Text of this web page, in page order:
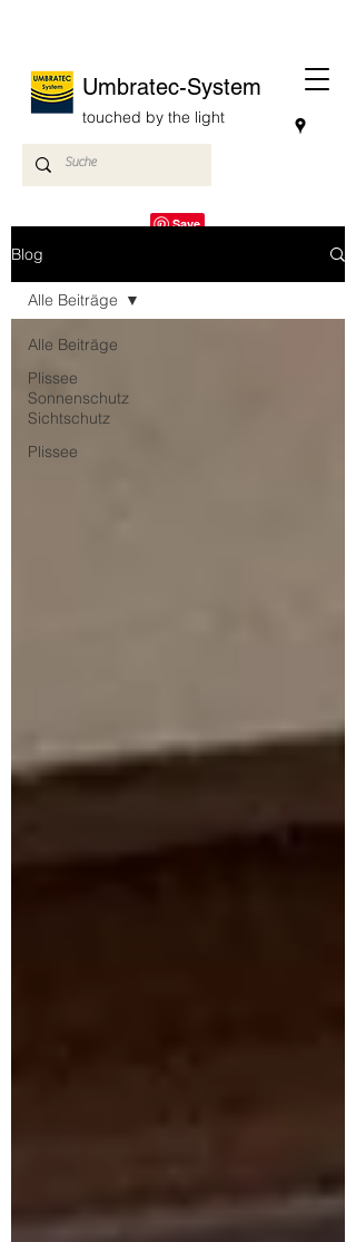
Umbratec-System
touched by the light
Blog
Alle Beiträge
Plissee
Sonnenschutz
Sichtschutz
Plissee
Alle Beiträge